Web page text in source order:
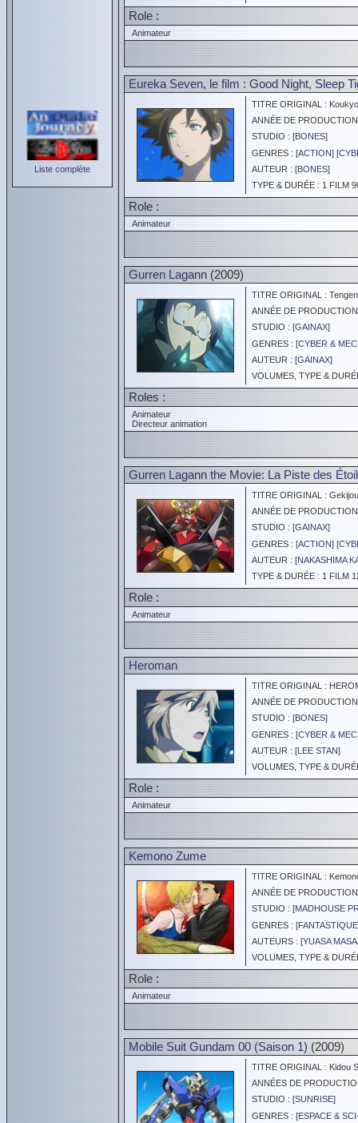
Liste complète
Role :
Animateur
Eureka Seven, le film : Good Night, Sleep
TITRE ORIGINAL :
ANNÉE DE
STUDIO : [BONES]
GENRES : [ACTION] [
AUTEUR : [BONES]
TYPE & DURÉE : 1 FILM
Role :
Animateur
Gurren Lagann (2009)
TITRE ORIGINAL :
ANNÉE DE
STUDIO : [GAINAX]
GENRES : [CYBER &
AUTEUR : [GAINAX]
VOLUMES, TYPE &
Roles :
Animateur
Directeur animation
Gurren Lagann the Movie: La Piste des
TITRE ORIGINAL :
ANNÉE DE
STUDIO : [GAINAX]
GENRES : [ACTION] [
AUTEUR : [NAKASHIMA
TYPE & DURÉE : 1 FILM
Role :
Animateur
Heroman
TITRE ORIGINAL :
ANNÉE DE
STUDIO : [BONES]
GENRES : [CYBER &
AUTEUR : [LEE STAN]
VOLUMES, TYPE &
Role :
Animateur
Kemono Zume
TITRE ORIGINAL :
ANNÉE DE
STUDIO : [MADHOUSE
GENRES : [
AUTEURS : [YUASA
VOLUMES, TYPE &
Role :
Animateur
Mobile Suit Gundam 00 (Saison 1) (2009)
TITRE ORIGINAL : Kidou
ANNÉES DE
STUDIO : [SUNRISE]
GENRES : [ESPACE &